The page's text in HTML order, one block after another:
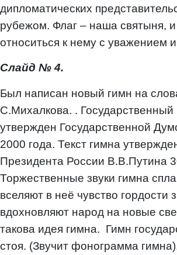
дипломатических
рубежом. Флаг – наша святыня,
относиться к нему с уважением
Слайд № 4.
Был написан новый гимн на
С.Михалкова. .
утвержден Государственной
2000 года. Текст гимна
Президента России В.В.Путина
Торжественные звуки гимна
вселяют в неё чувство гордости
вдохновляют народ на новые
такова идея гимна. Гимн
стоя. (Звучит фонограмма